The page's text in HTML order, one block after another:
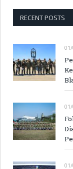
RECENT POSTS